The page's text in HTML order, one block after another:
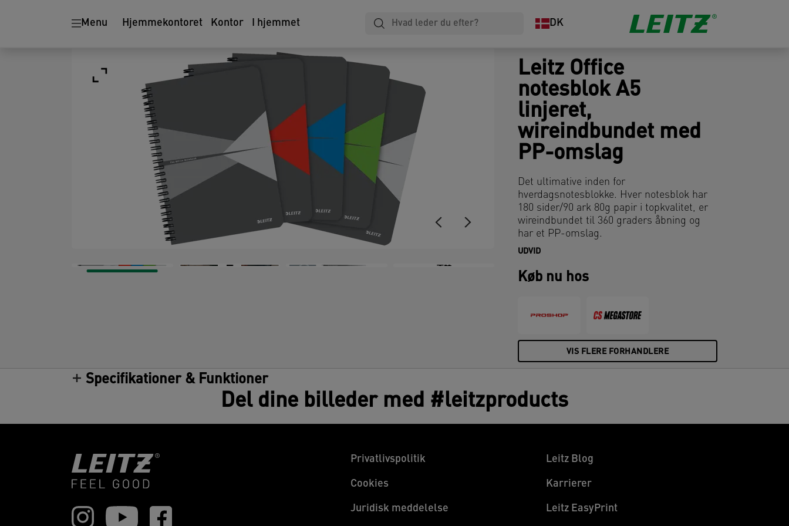
Menu Hjemmekontoret Kontor I hjemmet DK
+4
Leitz Office
notesblok A5
linjeret,
wireindbundet med
PP-omslag
Det ultimative inden for
hverdagsnotesblokke. Hver notesblok har
180 sider/90 ark 80g papir i topkvalitet, er
wireindbundet til 360 graders åbning og
har et PP-omslag.
UDVID
Køb nu hos
VIS FLERE FORHANDLERE
Specifikationer & Funktioner
Del dine billeder med #leitzproducts
Privatlivspolitik
Cookies
Juridisk meddelelse
Leitz Blog
Karrierer
Leitz EasyPrint